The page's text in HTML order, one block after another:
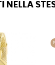
NELLA